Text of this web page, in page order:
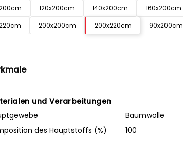
120x200cm 140x200cm 160x200cm
200x200cm 200x220cm 90x200cm
und Verarbeitungen
Baumwolle
des Hauptstoffs (%)
100